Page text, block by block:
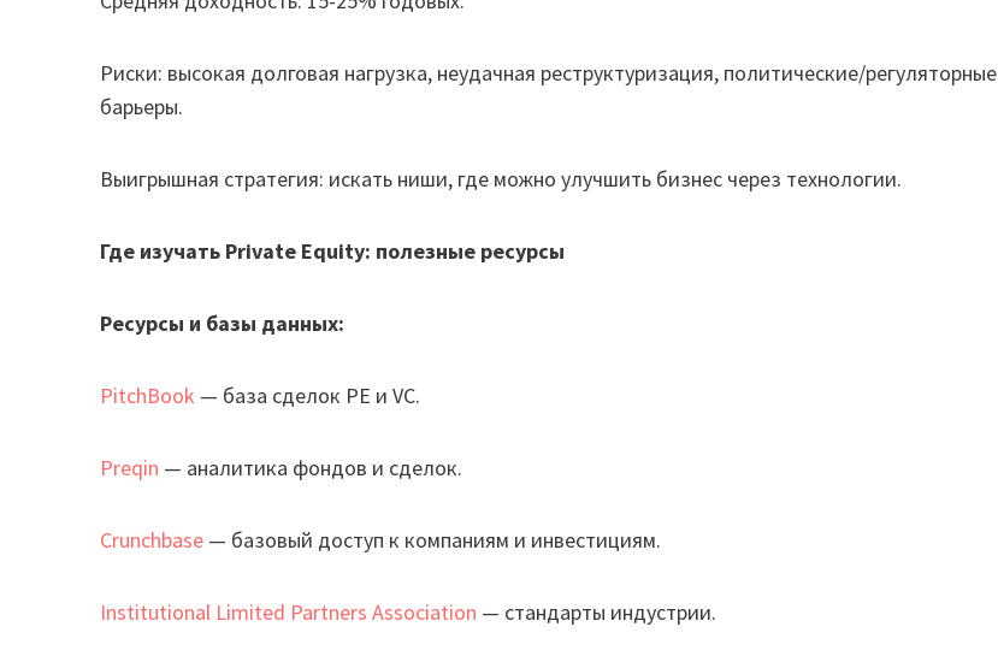
Риски: высокая долговая нагрузка, неудачная реструктуризация, политические/регуляторные
барьеры.
Выигрышная стратегия: искать ниши, где можно улучшить бизнес через технологии.
Где изучать Private Equity: полезные ресурсы
Ресурсы и базы данных:
PitchBook — база сделок PE и VC.
Preqin — аналитика фондов и сделок.
Crunchbase — базовый доступ к компаниям и инвестициям.
Institutional Limited Partners Association — стандарты индустрии.